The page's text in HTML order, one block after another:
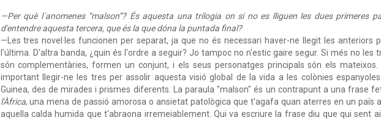
—Per què l´anomenes “malson”? És aquesta una trilogia on si no es lliguen les dues primeres
d'entendre aquesta tercera, que és la que dóna la puntada final?
—Les tres novel·les funcionen per separat, ja que no és necessari haver-ne llegit les anteriors
l'última. D'altra banda, ¿quin és l'ordre a seguir? Jo tampoc no n'estic gaire segur. Si més no les
són complementàries, formen un conjunt, i els seus personatges principals són els mateixos.
important llegir-ne les tres per assolir aquesta visió global de la vida a les colònies
Guinea, des de mirades i prismes diferents. La paraula "malson" és un contrapunt a una frase
l'Àfrica, una mena de passió amorosa o ansietat patològica que t'agafa quan aterres en un país
aquella calda humida que t'abraona irremeiablement. Qui va escriure la frase diu que qui sent